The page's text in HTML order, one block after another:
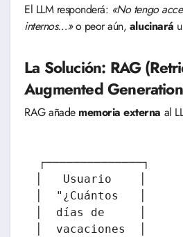
El LLM responderá: «No tengo
internos…»o peor aún, alucinará
La Solución: RAG
Augmented
RAG añade memoria externa al
┌──────────────┐
│   Usuario    │
│  "¿Cuántos   │
│  días de     │
│  vacaciones  │